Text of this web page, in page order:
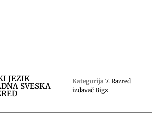
JEZIK
SVESKA Kategorija 7. Razred
izdavač Bigz